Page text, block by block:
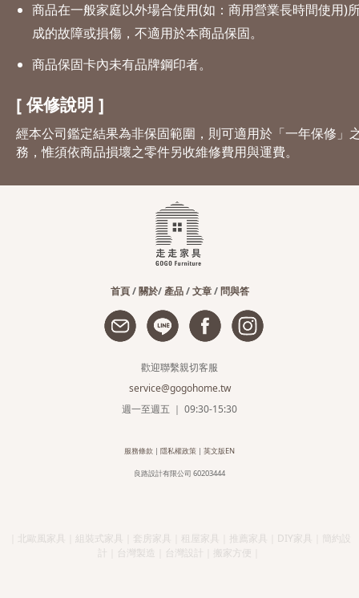
商品在一般家庭以外場合使用(如：商用營業長時間使用)
成的故障或損傷，不適用於本商品保固。
商品保固卡內未有品牌鋼印者。
[ 保修說明 ]
經本公司鑑定結果為非保固範圍，則可適用於「一年保修」
務，惟須依商品損壞之零件另收維修費用與運費。
首頁/關於/產品/文章/問與答
歡迎聯繫親切客服
service@gogohome.tw
週一至週五 ｜ 09:30-15:30
服務條款 | 隱私權政策 | 英文版EN
良路設計有限公司 60203444
｜北歐風家具｜組裝式家具｜套房家具｜租屋家具｜推薦家具｜DIY家具｜簡約設
計｜台灣製造｜台灣設計｜搬家方便｜